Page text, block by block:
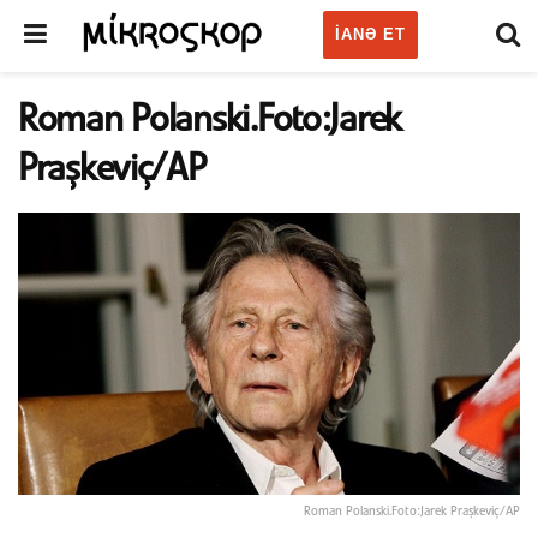
IANƏ ET
Roman Polanski.Foto:Jarek
Praşkeviç/AP
Roman Polanski.Foto:Jarek Praşkeviç/AP